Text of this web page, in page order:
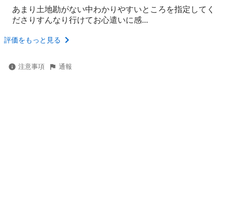
あまり土地勘がない中わかりやすいところを指定してく
ださりすんなり行けてお心遣いに感...
評価をもっと見る
注意事項 通報